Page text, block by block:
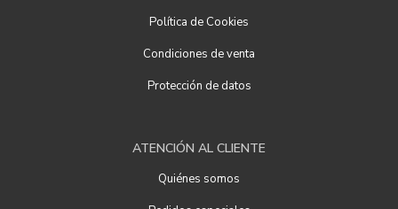
Política de Cookies
Condiciones de venta
Protección de datos
ATENCIÓN AL CLIENTE
Quiénes somos